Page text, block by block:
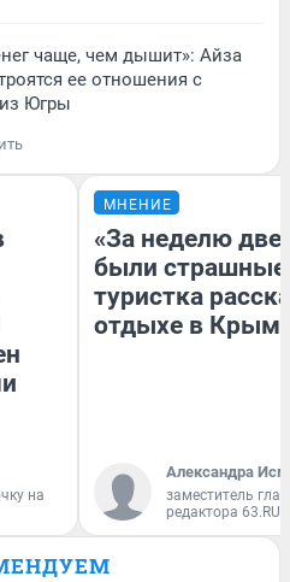
чаще, чем дышит»: Айза
ее отношения с
Югры
на
МНЕНИЕ
«За неделю две
были
туристка
отдыхе в
Александра
заместитель
редактора 63.RU